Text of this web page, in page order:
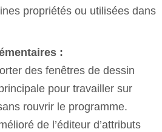
propriétés ou utilisées dans
:
des fenêtres de dessin
pour travailler sur
rouvrir le programme.
de l’éditeur d’attributs